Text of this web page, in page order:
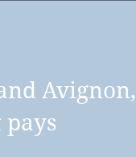
Avignon,